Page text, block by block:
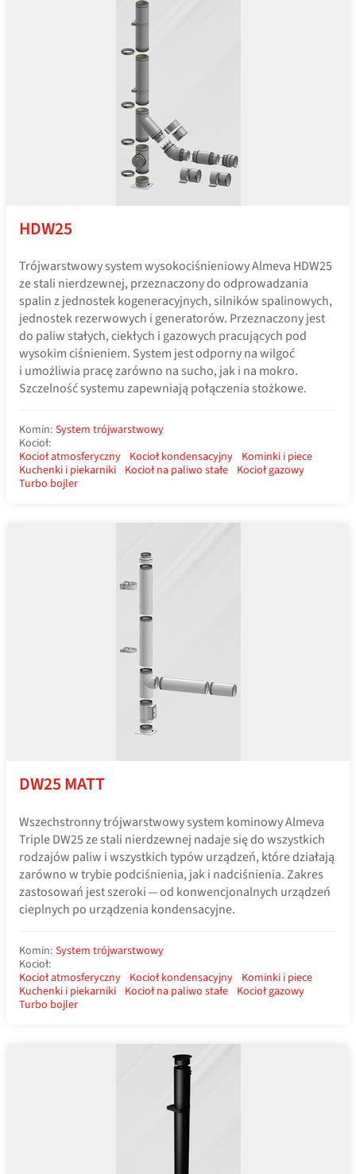
HDW25
Trójwarstwowy system wysokociśnieniowy Almeva HDW25
ze stali nierdzewnej, przeznaczony do odprowadzania
spalin z jednostek kogeneracyjnych, silników spalinowych,
jednostek rezerwowych i generatorów. Przeznaczony jest
do paliw stałych, ciekłych i gazowych pracujących pod
wysokim ciśnieniem. System jest odporny na wilgoć
i umożliwia pracę zarówno na sucho, jak i na mokro.
Szczelność systemu zapewniają połączenia stożkowe.
Komin: System trójwarstwowy
Kocioł:
Kocioł atmosferyczny Kocioł kondensacyjny Kominki i piece
Kuchenki i piekarniki Kocioł na paliwo stałe Kocioł gazowy
Turbo bojler
DW25 MATT
Wszechstronny trójwarstwowy system kominowy Almeva
Triple DW25 ze stali nierdzewnej nadaje się do wszystkich
rodzajów paliw i wszystkich typów urządzeń, które działają
zarówno w trybie podciśnienia, jak i nadciśnienia. Zakres
zastosowań jest szeroki — od konwencjonalnych urządzeń
cieplnych po urządzenia kondensacyjne.
Komin: System trójwarstwowy
Kocioł:
Kocioł atmosferyczny Kocioł kondensacyjny Kominki i piece
Kuchenki i piekarniki Kocioł na paliwo stałe Kocioł gazowy
Turbo bojler